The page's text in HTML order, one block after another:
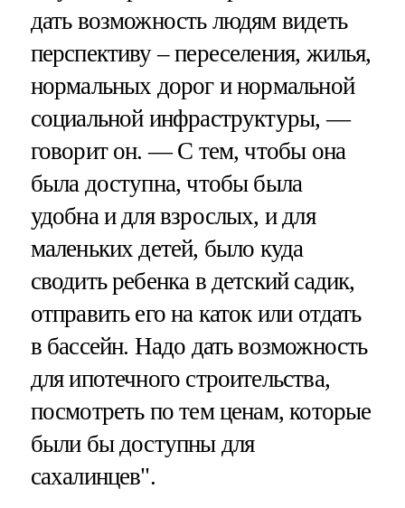
дать возможность людям видеть
перспективу – переселения, жилья,
нормальных дорог и нормальной
социальной инфраструктуры, —
говорит он. — С тем, чтобы она
была доступна, чтобы была
удобна и для взрослых, и для
маленьких детей, было куда
сводить ребенка в детский садик,
отправить его на каток или отдать
в бассейн. Надо дать возможность
для ипотечного строительства,
посмотреть по тем ценам, которые
были бы доступны для
сахалинцев".